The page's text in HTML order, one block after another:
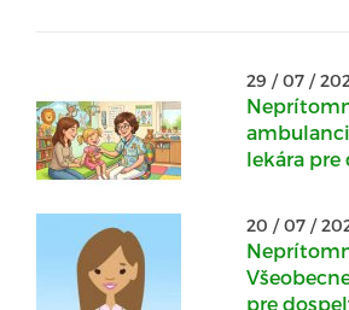
29 / 07 /
lekára pre
20 / 07 /
pre